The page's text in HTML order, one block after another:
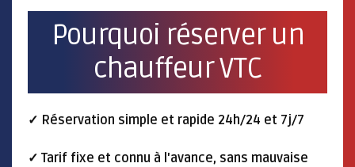
Pourquoi réserver un
chauffeur VTC
✓ Réservation simple et rapide 24h/24 et 7j/7
✓ Tarif fixe et connu à l'avance, sans mauvaise